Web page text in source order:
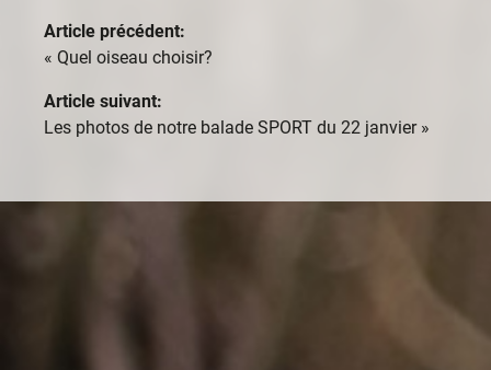
Article précédent:
« Quel oiseau choisir?
Article suivant:
Les photos de notre balade SPORT du 22 janvier»